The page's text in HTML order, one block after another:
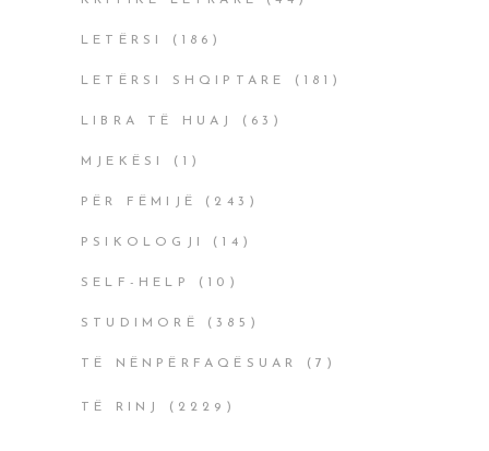
LETËRSI (186)
LETËRSI SHQIPTARE (181)
LIBRA TË HUAJ (63)
MJEKËSI (1)
PËR FËMIJË (243)
PSIKOLOGJI (14)
SELF-HELP (10)
STUDIMORË (385)
TË NËNPËRFAQËSUAR (7)
TË RINJ (2229)